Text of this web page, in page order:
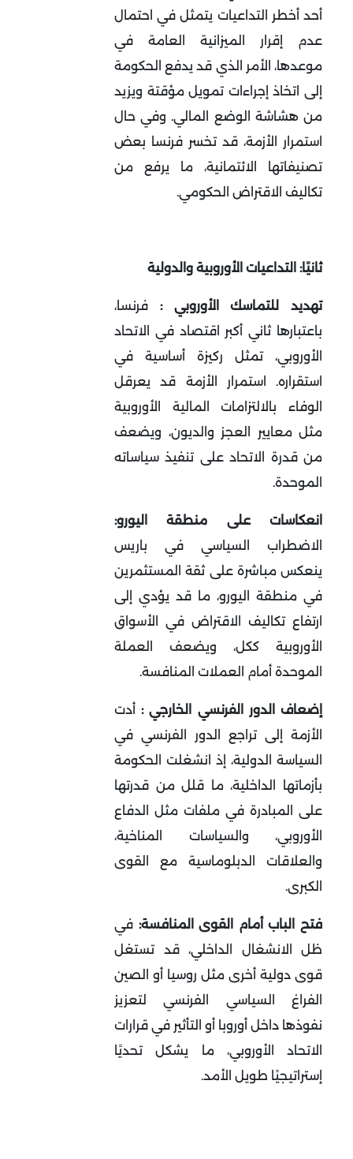
أحد أخطر التداعيات يتمثل في احتمال
عدم إقرار الميزانية العامة في
موعدها، الأمر الذي قد يدفع الحكومة
إلى اتخاذ إجراءات تمويل مؤقتة ويزيد
من هشاشة الوضع المالي. وفي حال
استمرار الأزمة، قد تخسر فرنسا بعض
تصنيفاتها الائتمانية، ما يرفع من
تكاليف الاقتراض الحكومي.
ثانيًا: التداعيات الأوروبية والدولية
تهديد للتماسك الأوروبي : فرنسا،
باعتبارها ثاني أكبر اقتصاد في الاتحاد
الأوروبي، تمثل ركيزة أساسية في
استقراره. استمرار الأزمة قد يعرقل
الوفاء بالالتزامات المالية الأوروبية
مثل معايير العجز والديون، ويضعف
من قدرة الاتحاد على تنفيذ سياساته
الموحدة.
انعكاسات على منطقة اليورو:
الاضطراب السياسي في باريس
ينعكس مباشرة على ثقة المستثمرين
في منطقة اليورو، ما قد يؤدي إلى
ارتفاع تكاليف الاقتراض في الأسواق
الأوروبية ككل، ويضعف العملة
الموحدة أمام العملات المنافسة.
إضعاف الدور الفرنسي الخارجي :أدت
الأزمة إلى تراجع الدور الفرنسي في
السياسة الدولية، إذ انشغلت الحكومة
بأزماتها الداخلية، ما قلل من قدرتها
على المبادرة في ملفات مثل الدفاع
الأوروبي، والسياسات المناخية،
والعلاقات الدبلوماسية مع القوى
الكبرى.
فتح الباب أمام القوى المنافسة: في
ظل الانشغال الداخلي، قد تستغل
قوى دولية أخرى مثل روسيا أو الصين
الفراغ السياسي الفرنسي لتعزيز
نفوذها داخل أوروبا أو التأثير في قرارات
الاتحاد الأوروبي، ما يشكل تحديًا
إستراتيجيًا طويل الأمد.